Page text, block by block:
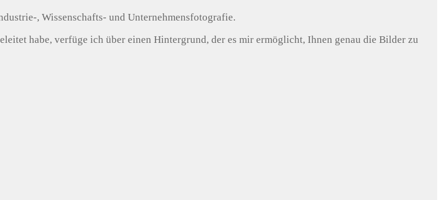
, Wissenschafts- und Unternehmensfotografie.
habe, verfüge ich über einen Hintergrund, der es mir ermöglicht, Ihnen genau die Bilder zu